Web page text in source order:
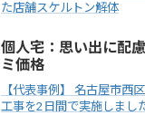
た店舗スケルトン解体
個人宅：思い出に配
ミ価格
【代表事例】 名古屋市西
工事を2日間で実施しまし